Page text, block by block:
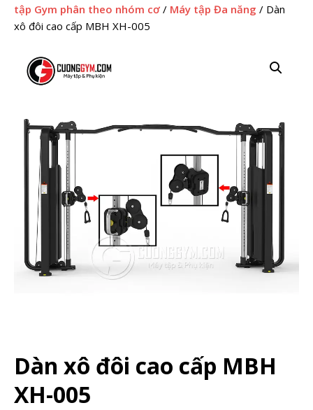
tập Gym phân theo nhóm cơ / Máy tập Đa năng / Dàn
xô đôi cao cấp MBH XH-005
Dàn xô đôi cao cấp MBH
XH-005